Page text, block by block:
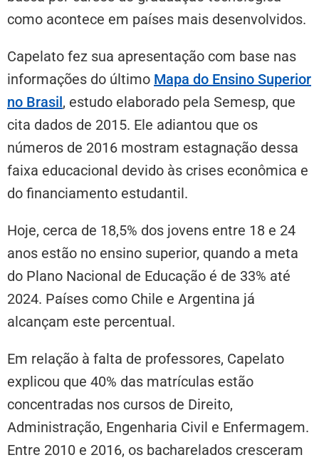
como acontece em países mais desenvolvidos.
Capelato fez sua apresentação com base nas
informações do último Mapa do Ensino Superior
no Brasil, estudo elaborado pela Semesp, que
cita dados de 2015. Ele adiantou que os
números de 2016 mostram estagnação dessa
faixa educacional devido às crises econômica e
do financiamento estudantil.
Hoje, cerca de 18,5% dos jovens entre 18 e 24
anos estão no ensino superior, quando a meta
do Plano Nacional de Educação é de 33% até
2024. Países como Chile e Argentina já
alcançam este percentual.
Em relação à falta de professores, Capelato
explicou que 40% das matrículas estão
concentradas nos cursos de Direito,
Administração, Engenharia Civil e Enfermagem.
Entre 2010 e 2016, os bacharelados cresceram